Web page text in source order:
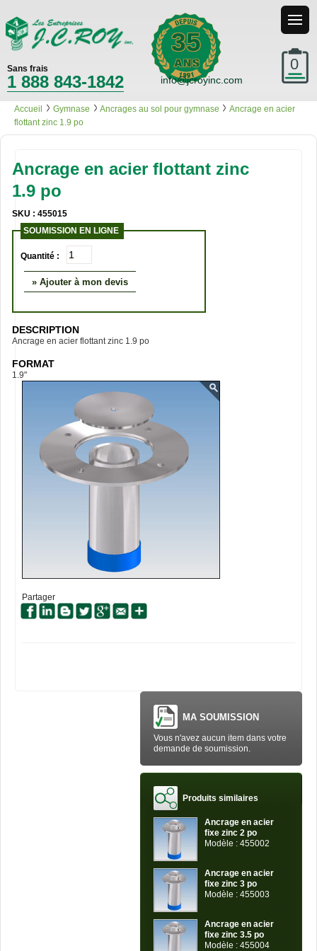
35
0
Sans frais
1 888 843-1842 info@jcroyinc.com
Accueil Gymnase Ancrages au sol pour gymnase
Ancrage en acier
flottant zinc 1.9 po
Ancrage en acier flottant zinc
1.9 po
SKU : 455015
SOUMISSION EN LIGNE
Quantité :
» Ajouter à mon devis
DESCRIPTION
Ancrage en acier flottant zinc 1.9 po
FORMAT
1.9"
Partager
MA SOUMISSION
Vous n'avez aucun item dans votre
demande de soumission.
Produits similaires
Ancrage en acier
fixe zinc 2 po
Modèle : 455002
Ancrage en acier
fixe zinc 3 po
Modèle : 455003
Ancrage en acier
fixe zinc 3.5 po
Modèle : 455004